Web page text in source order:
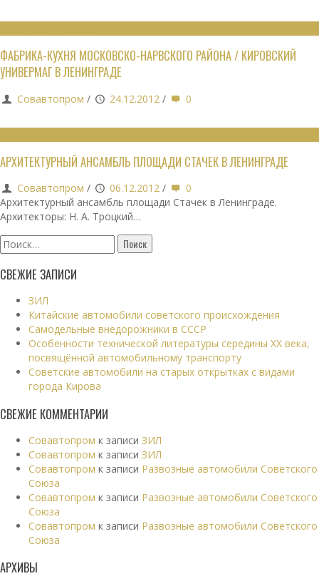
ФАБРИКА-КУХНЯ МОСКОВСКО-НАРВСКОГО РАЙОНА / КИРОВСКИЙ
УНИВЕРМАГ В ЛЕНИНГРАДЕ
Совавтопром / 24.12.2012 / 0
АРХИТЕКТУРНЫЙ АНСАМБЛЬ ПЛОЩАДИ СТАЧЕК В ЛЕНИНГРАДЕ
Совавтопром / 06.12.2012 /
0
Архитектурный ансамбль площади Стачек в Ленинграде.
Архитекторы: Н. А. Троцкий…
Найти:
СВЕЖИЕ ЗАПИСИ
ЗИЛ
Китайские автомобили советского происхождения
Самодельные внедорожники в СССР
Особенности технической литературы середины XX века,
посвящённой автомобильному транспорту
Советские автомобили на старых открытках с видами
города Кирова
СВЕЖИЕ КОММЕНТАРИИ
Совавтопром к записи ЗИЛ
Совавтопром к записи ЗИЛ
Совавтопром к записи Развозные автомобили Советского
Союза
Совавтопром к записи Развозные автомобили Советского
Союза
Совавтопром к записи Развозные автомобили Советского
Союза
АРХИВЫ